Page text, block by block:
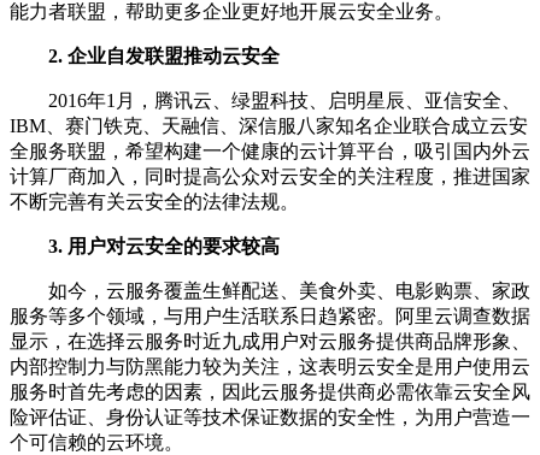
能力者联盟，帮助更多企业更好地开展云安全业务。
2. 企业自发联盟推动云安全
2016年1月，腾讯云、绿盟科技、启明星辰、亚信安全、
IBM、赛门铁克、天融信、深信服八家知名企业联合成立云安
全服务联盟，希望构建一个健康的云计算平台，吸引国内外云
计算厂商加入，同时提高公众对云安全的关注程度，推进国家
不断完善有关云安全的法律法规。
3. 用户对云安全的要求较高
如今，云服务覆盖生鲜配送、美食外卖、电影购票、家政
服务等多个领域，与用户生活联系日趋紧密。阿里云调查数据
显示，在选择云服务时近九成用户对云服务提供商品牌形象、
内部控制力与防黑能力较为关注，这表明云安全是用户使用云
服务时首先考虑的因素，因此云服务提供商必需依靠云安全风
险评估证、身份认证等技术保证数据的安全性，为用户营造一
个可信赖的云环境。